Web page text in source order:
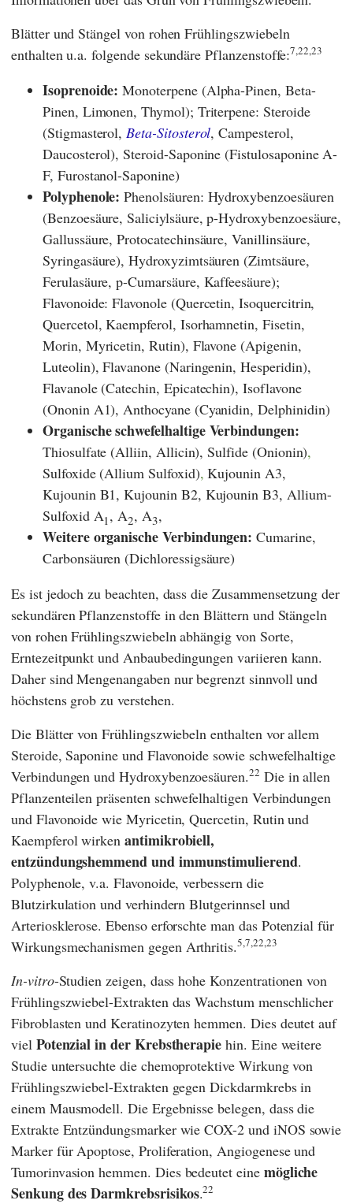
Blätter und Stängel von rohen Frühlingszwiebeln
enthalten u.a. folgende sekundäre Pflanzenstoffe:7,22,23
Isoprenoide:Monoterpene (Alpha-Pinen, Beta-
Pinen, Limonen, Thymol); Triterpene: Steroide
(Stigmasterol, Beta-Sitosterol, Campesterol,
Daucosterol), Steroid-Saponine (Fistulosaponine A-
F, Furostanol-Saponine)
Polyphenole: Phenolsäuren: Hydroxybenzoesäuren
(Benzoesäure, Saliciylsäure, p-Hydroxybenzoesäure,
Gallussäure, Protocatechinsäure, Vanillinsäure,
Syringasäure), Hydroxyzimtsäuren (Zimtsäure,
Ferulasäure, p-Cumarsäure, Kaffeesäure);
Flavonoide: Flavonole (Quercetin, Isoquercitrin,
Quercetol, Kaempferol, Isorhamnetin, Fisetin,
Morin, Myricetin, Rutin), Flavone (Apigenin,
Luteolin), Flavanone (Naringenin, Hesperidin),
Flavanole (Catechin, Epicatechin), Isoflavone
(Ononin A1), Anthocyane (Cyanidin, Delphinidin)
Organische schwefelhaltige Verbindungen:
Thiosulfate (Alliin, Allicin), Sulfide (Onionin),
Sulfoxide (Allium Sulfoxid),Kujounin A3,
Kujounin B1, Kujounin B2, Kujounin B3, Allium-
Sulfoxid A1 , A2, A3,
Weitere organische Verbindungen: Cumarine,
Carbonsäuren (Dichloressigsäure)
Es ist jedoch zu beachten, dass die Zusammensetzung der
sekundären Pflanzenstoffe in den Blättern und Stängeln
von rohen Frühlingszwiebeln abhängig von Sorte,
Erntezeitpunkt und Anbaubedingungen variieren kann.
Daher sind Mengenangaben nur begrenzt sinnvoll und
höchstens grob zu verstehen.
Die Blätter von Frühlingszwiebeln enthalten vor allem
Steroide, Saponine und Flavonoide sowie schwefelhaltige
Verbindungen und Hydroxybenzoesäuren.22 Die in allen
Pflanzenteilen präsenten schwefelhaltigen Verbindungen
und Flavonoide wie Myricetin, Quercetin, Rutin und
Kaempferol wirkenantimikrobiell,
entzündungshemmend und immunstimulierend.
Polyphenole, v.a. Flavonoide, verbessern die
Blutzirkulation und verhindern Blutgerinnsel und
Arteriosklerose. Ebenso erforschte man das Potenzial für
Wirkungsmechanismen gegen Arthritis.5,7,22,23
In-vitro-Studien zeigen, dass hohe Konzentrationen von
Frühlingszwiebel-Extrakten das Wachstum menschlicher
Fibroblasten und Keratinozyten hemmen. Dies deutet auf
viel Potenzial in der Krebstherapie hin. Eine weitere
Studie untersuchte die chemoprotektive Wirkung von
Frühlingszwiebel-Extrakten gegen Dickdarmkrebs in
einem Mausmodell. Die Ergebnisse belegen, dass die
Extrakte Entzündungsmarker wie COX-2 und iNOS sowie
Marker für Apoptose, Proliferation, Angiogenese und
Tumorinvasion hemmen. Dies bedeutet eine mögliche
Senkung des Darmkrebsrisikos.22